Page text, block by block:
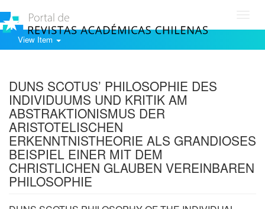
View Item
DUNS SCOTUS’ PHILOSOPHIE DES
INDIVIDUUMS UND KRITIK AM
ABSTRAKTIONISMUS DER
ARISTOTELISCHEN
ERKENNTNISTHEORIE ALS GRANDIOSES
BEISPIEL EINER MIT DEM
CHRISTLICHEN GLAUBEN VEREINBAREN
PHILOSOPHIE